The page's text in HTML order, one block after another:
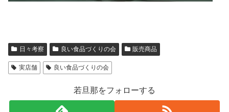
日々考察 良い食品づくりの会 販売商品
実店舗 良い食品づくりの会
若旦那をフォローする